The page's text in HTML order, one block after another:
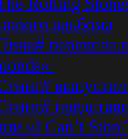
альбома
перепела
«I Can’t